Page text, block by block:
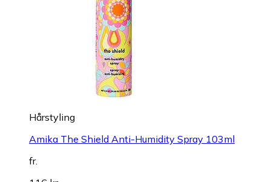
Hårstyling
Amika The Shield Anti-Humidity Spray 103ml
fr.